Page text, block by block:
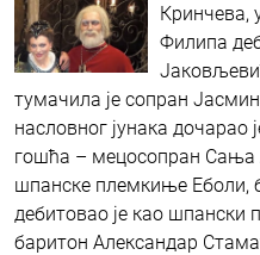
Кринчева,
Филипа
тумачила је сопран
насловног јунака
гошћа – мецосопран Сања
шпанске племкиње Еболи,
дебитовао је као шпански
баритон Александар